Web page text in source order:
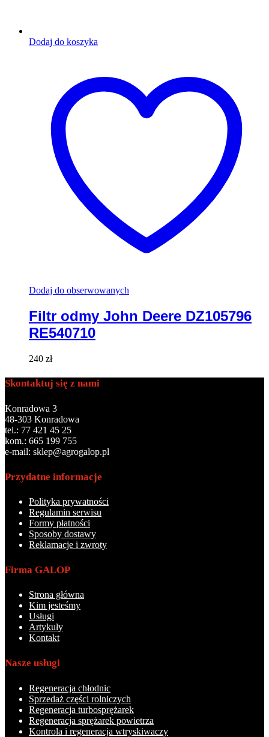
Dodaj do koszyka
Dodaj do obserwowanych
Filtr odmy John Deere DZ105796
RE540710
240 zł
Skontaktuj się z nami
Konradowa 3
48-303 Konradowa
tel.: 77 421 45 25
kom.: 665 199 755
e-mail: sklep@agrogalop.pl
Przydatne informacje
Polityka prywatności
Regulamin serwisu
Formy płatności
Sposoby dostawy
Reklamacje i zwroty
Firma GALOP
Strona główna
Kim jesteśmy
Usługi
Artykuły
Kontakt
Nasze usługi
Regeneracja chłodnic
Sprzedaż części rolniczych
Regeneracja turbosprężarek
Regeneracja sprężarek powietrza
Kontrola i regeneracja wtryskiwaczy